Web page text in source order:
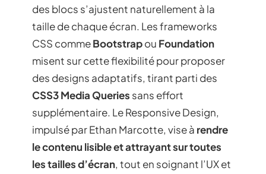
des blocs s’ajustent naturellement à la
taille de chaque écran. Les frameworks
CSS commeBootstrapou Foundation
misent sur cette flexibilité pour proposer
des designs adaptatifs, tirant parti des
CSS3 Media Queries sans effort
supplémentaire. Le Responsive Design,
impulsé par Ethan Marcotte, vise à rendre
le contenu lisible et attrayant sur toutes
les tailles d’écran, tout en soignant l’UX et